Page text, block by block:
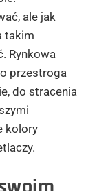
ale jak
takim
Rynkowa
przestroga
do stracenia
kolory